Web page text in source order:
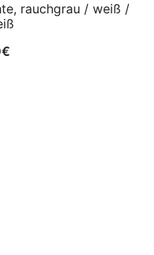
rauchgrau / weiß /
€